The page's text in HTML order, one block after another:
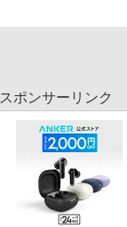
スポンサーリンク